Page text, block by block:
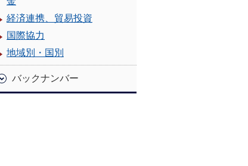
経済連携、貿易投資
国際協力
地域別・国別
バックナンバー